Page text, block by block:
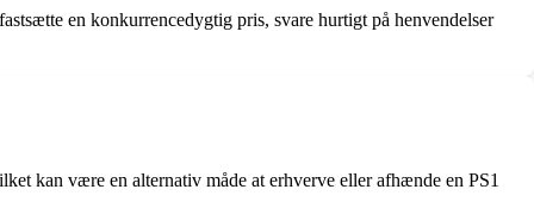
en konkurrencedygtig pris, svare hurtigt på henvendelser
kan være en alternativ måde at erhverve eller afhænde en PS1